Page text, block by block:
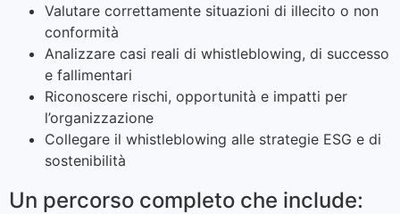
Valutare correttamente situazioni di illecito o non
conformità
Analizzare casi reali di whistleblowing, di successo
e fallimentari
Riconoscere rischi, opportunità e impatti per
l’organizzazione
Collegare il whistleblowing alle strategie ESG e di
sostenibilità
Un percorso completo che include: